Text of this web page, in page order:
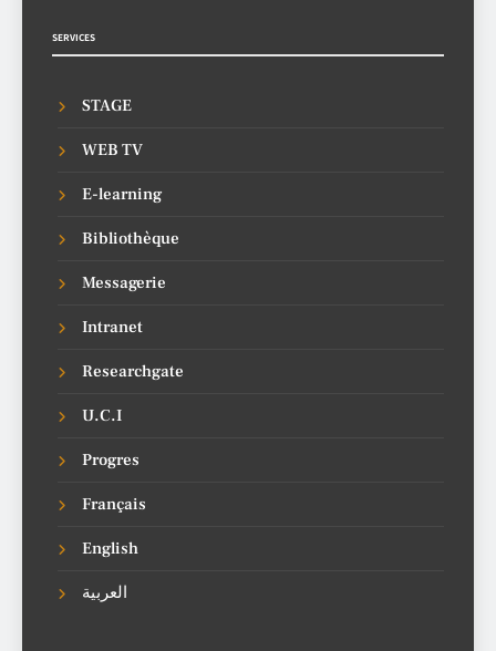
SERVICES
STAGE
WEB TV
E-learning
Bibliothèque
Messagerie
Intranet
Researchgate
U.C.I
Progres
Français
English
العربية